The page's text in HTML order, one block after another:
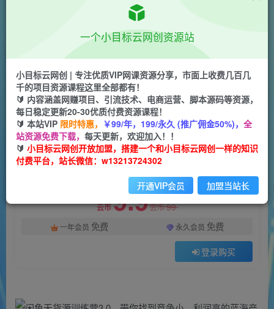
会员免费 正文
闲鱼无货源训练营3.0，带你找到竞争小，利润高
的蓝海产品，每天都出单赚钱！
一个小目标云网创
2年前发布
关注 私信
618 109
此内容为付费阅读，请付费后查看
云币9.9云币99
一年会员 免费 永久会员 免费
登录购买
付费阅读
一个小目标云网创资源站
小目标云网创 | 专注优质VIP网课资源分享，市面上收费几百几
千的项目资源课程这里全部都有！
🔰 内容涵盖网赚项目、引流技术、电商运营、脚本源码等资源，
每日稳定更新20-30优质付费资源课程！
🔰 本站VIP 限时特惠， ￥99/年，199/永久 (推广佣金50%)， 全
站资源免费下载， 每天更新，欢迎加入！！
🔰 小目标云网创开放加盟，搭建一个和小目标云网创一样的知识
付费平台，站长微信：w13213724302
开通VIP会员 加盟当站长